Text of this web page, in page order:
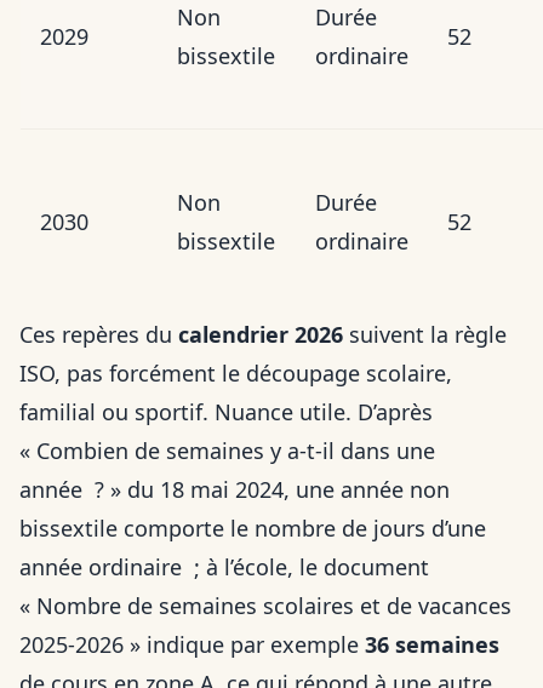
2029
Non
bissextile
Durée
ordinaire
52
2030
Non
bissextile
Durée
ordinaire
52
Ces repères du calendrier 2026 suivent la règle
ISO, pas forcément le découpage scolaire,
familial ou sportif. Nuance utile. D’après
« Combien de semaines y a-t-il dans une
année ? » du 18 mai 2024, une année non
bissextile comporte le nombre de jours d’une
année ordinaire ; à l’école, le document
« Nombre de semaines scolaires et de vacances
2025-2026 » indique par exemple 36 semaines